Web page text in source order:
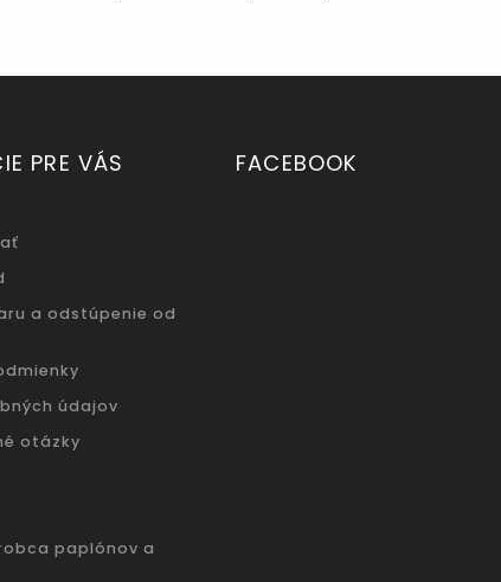
PRE VÁS
a odstúpenie od
údajov
otázky
paplónov a
FACEBOOK